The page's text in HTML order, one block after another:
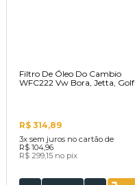
Filtro De Óleo Do Cambio
WFC222 Vw Bora, Jetta, Golf
R$ 314,89
3x sem juros no cartão de
R$ 104,96
R$ 299,15 no pix